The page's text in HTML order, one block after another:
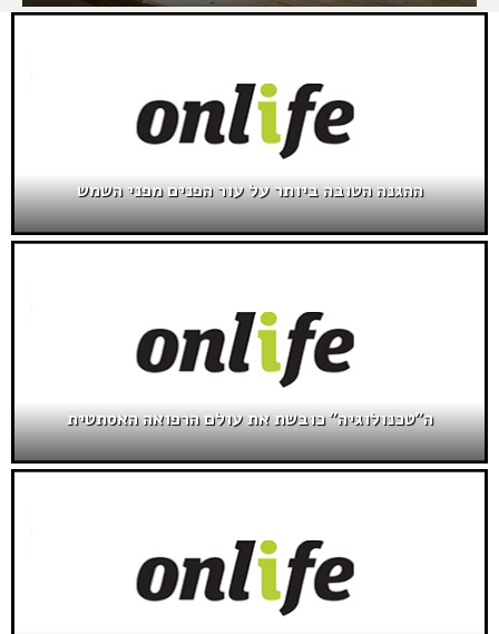
ההגנה הטובה ביותר על עור הפנים מפני השמש
ה"טכנולוגיה" כובשת את עולם הרפואה האסתטית